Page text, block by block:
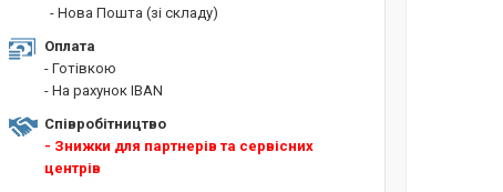
- Нова Пошта (зі складу)
Оплата
- Готівкою
- На рахунок IBAN
Співробітництво
- Знижки для партнерів та сервісних
центрів